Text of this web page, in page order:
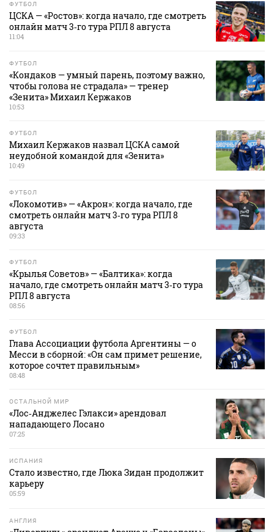
ФУТБОЛ
ЦСКА — «Ростов»: когда начало, где смотреть
онлайн матч 3‑го тура РПЛ 8 августа
11:04
ФУТБОЛ
«Кондаков — умный парень, поэтому важно,
чтобы голова не страдала» — тренер
«Зенита» Михаил Кержаков
10:53
ФУТБОЛ
Михаил Кержаков назвал ЦСКА самой
неудобной командой для «Зенита»
10:49
ФУТБОЛ
«Локомотив» — «Акрон»: когда начало, где
смотреть онлайн матч 3‑го тура РПЛ 8
августа
09:33
ФУТБОЛ
«Крылья Советов» — «Балтика»: когда
начало, где смотреть онлайн матч 3‑го тура
РПЛ 8 августа
08:56
ФУТБОЛ
Глава Ассоциации футбола Аргентины — о
Месси в сборной: «Он сам примет решение,
которое сочтет правильным»
08:48
ОСТАЛЬНОЙ МИР
«Лос‑Анджелес Гэлакси» арендовал
нападающего Лосано
07:25
ИСПАНИЯ
Стало известно, где Люка Зидан продолжит
карьеру
05:59
АНГЛИЯ